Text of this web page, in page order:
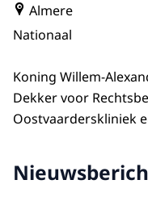
Almere
Nationaal
Koning Willem-
Dekker voor
Oostvaarderskliniek